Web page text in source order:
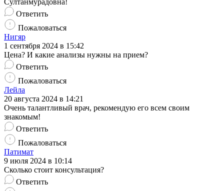
Султанмурадовна!
Ответить
Пожаловаться
Нигяр
1 сентября 2024 в 15:42
Цена? И какие анализы нужны на прием?
Ответить
Пожаловаться
Лейла
20 августа 2024 в 14:21
Очень талантливый врач, рекомендую его всем своим
знакомым!
Ответить
Пожаловаться
Патимат
9 июля 2024 в 10:14
Сколько стоит консультация?
Ответить